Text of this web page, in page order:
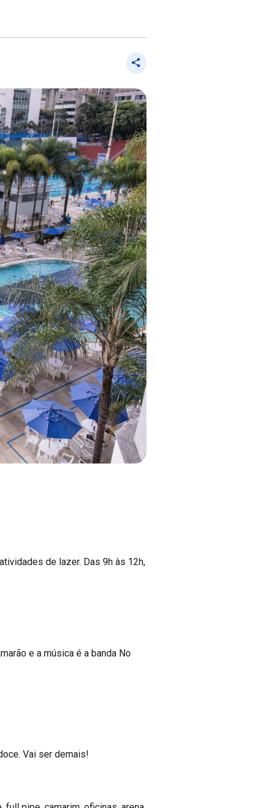
de lazer. Das 9h às 12h,
e a música é a banda No
Vai ser demais!